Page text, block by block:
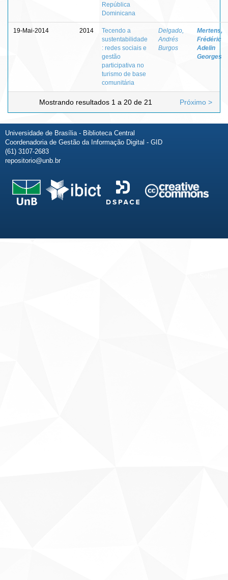
República
Dominicana
19-Mai-2014 2014
Tecendo a
sustentabilidade
: redes sociais e
gestão
participativa no
turismo de base
comunitária
Delgado,
Andrés
Burgos
Mertens,
Frédéric
Adelin
Georges
Mostrando resultados 1 a 20 de 21 Próximo >
Universidade de Brasília - Biblioteca Central
Coordenadoria de Gestão da Informação Digital - GID
(61) 3107-2683
repositorio@unb.br